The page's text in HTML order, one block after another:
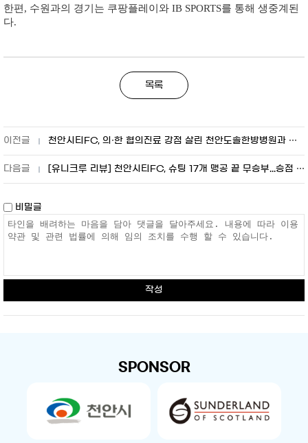
한편, 수원과의 경기는 쿠팡플레이와 IB SPORTS를 통해 생중계된
다.
목록
천안시티FC, 의·한 협의진료 강점 살린 천안도솔한방병원과 동행
[유니크루 리뷰] 천안시티FC, 슈팅 17개 맹공 끝 무승부...승점 1점 챙겨
비밀글
작성
SPONSOR